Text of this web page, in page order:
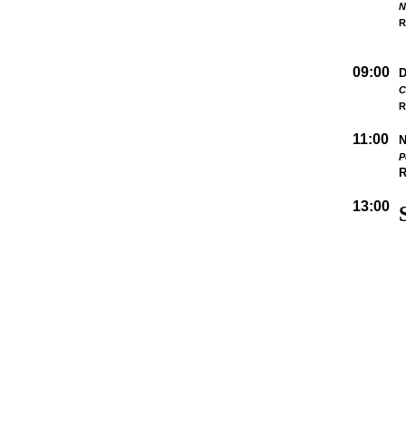
09:00
11:00
13:00